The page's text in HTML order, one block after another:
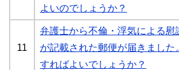
よいのでしょうか？
11
弁護士から不倫・浮気による慰
が記載された郵便が届きました
すればよいでしょうか？